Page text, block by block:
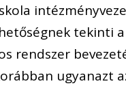
tekinti a
rendszer
ugyanazt